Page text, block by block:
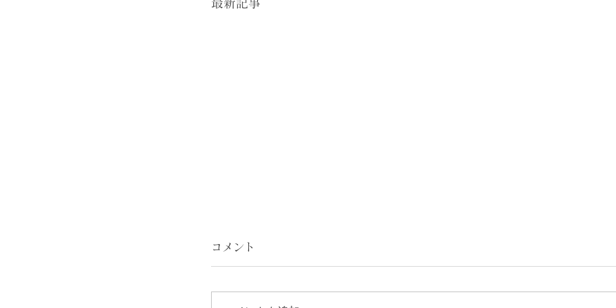
最新記事
コメント